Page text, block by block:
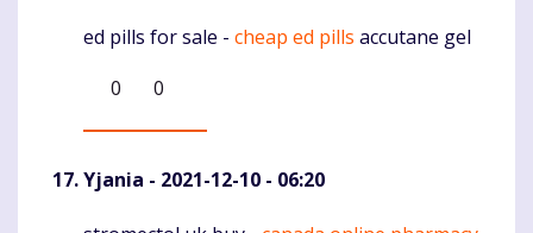
Komentaras
ed pills for sale - cheap ed pills accutane gel
0
0
Yjania - 2021-12-10 - 06:20